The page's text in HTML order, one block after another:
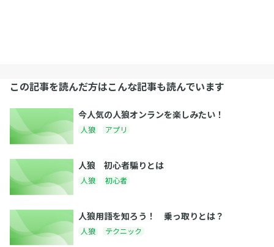
この記事を読んだ方はこんな記事も読んでいます
今人気の人狼オンランを楽しみたい！
人狼 アプリ
人狼 初心者騙りとは
人狼 初心者
人狼用語を知ろう！ 乗っ取りとは？
人狼 テクニック